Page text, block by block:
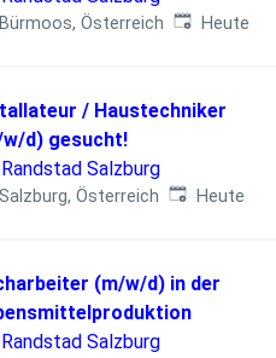
Bürmoos, Österreich Veröffentlicht
Heute
/ Haustechniker
d) gesucht!
Randstad Salzburg
Salzburg, Österreich Veröffentlicht
Heute
(m/w/d) in der
Randstad Salzburg